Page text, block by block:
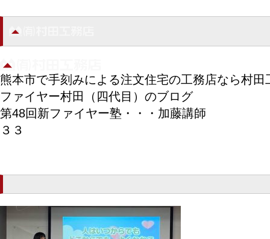
熊本市で手刻みによる注文住宅の工務店なら村田
ファイヤー村田（四代目）のブログ
第48回新ファイヤー塾・・・加藤講師
３３